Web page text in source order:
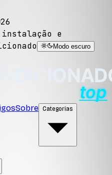
e
Modo escuro
Sobre Categorias